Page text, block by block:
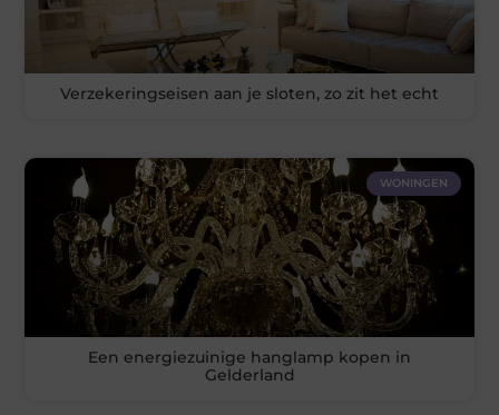
Verzekeringseisen aan je sloten, zo zit het echt
WONINGEN
Een energiezuinige hanglamp kopen in
Gelderland